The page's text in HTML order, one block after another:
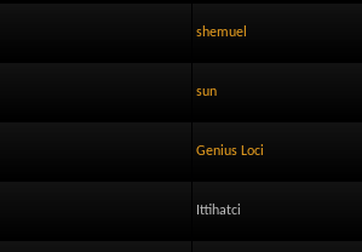
shemuel
sun
Genius Loci
Ittihatci